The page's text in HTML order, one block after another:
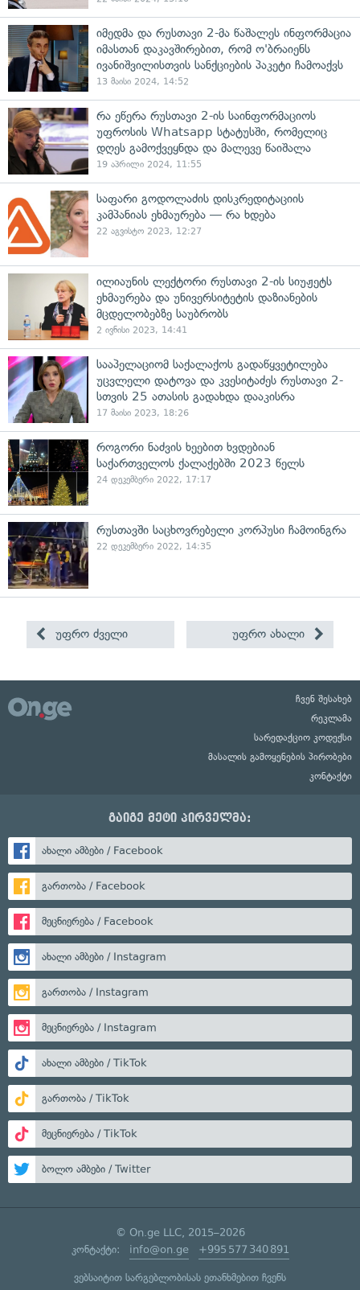
იმედმა და რუსთავი 2-მა წაშალეს ინფორმაცია
იმასთან დაკავშირებით, რომ ო'ბრაიენს
ივანიშვილისთვის სანქციების პაკეტი ჩამოაქვს
13 მაისი 2024, 14:52
რა ეწერა რუსთავი 2-ის საინფორმაციოს
უფროსის Whatsapp სტატუსში, რომელიც
დღეს გამოქვეყნდა და მალევე წაიშალა
19 აპრილი 2024, 11:55
საფარი გოდოლაძის დისკრედიტაციის
კამპანიას ეხმაურება — რა ხდება
22 აგვისტო 2023, 12:27
ილიაუნის ლექტორი რუსთავი 2-ის სიუჟეტს
ეხმაურება და უნივერსიტეტის დაზიანების
მცდელობებზე საუბრობს
2 ივნისი 2023, 14:41
სააპელაციომ საქალაქოს გადაწყვეტილება
უცვლელი დატოვა და კვესიტაძეს რუსთავი 2-
სთვის 25 ათასის გადახდა დააკისრა
17 მაისი 2023, 18:26
როგორი ნაძვის ხეებით ხვდებიან
საქართველოს ქალაქებში 2023 წელს
24 დეკემბერი 2022, 17:17
რუსთავში საცხოვრებელი კორპუსი ჩამოინგრა
22 დეკემბერი 2022, 14:35
უფრო ძველი უფრო ახალი
ჩვენ შესახებ
რეკლამა
სარედაქციო კოდექსი
მასალის გამოყენების პირობები
კონტაქტი
გაიგე მეტი პირველმა:
ახალი ამბები / Facebook
გართობა / Facebook
მეცნიერება / Facebook
ახალი ამბები / Instagram
გართობა / Instagram
მეცნიერება / Instagram
ახალი ამბები / TikTok
გართობა / TikTok
მეცნიერება / TikTok
ბოლო ამბები / Twitter
© On.ge LLC, 2015–2026
კონტაქტი: info@on.ge +995 577 340 891
ვებსაიტით სარგებლობისას ეთანხმებით ჩვენს